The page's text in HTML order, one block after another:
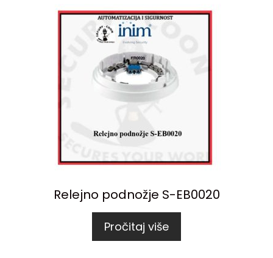
Relejno podnožje S-EB0020
Pročitaj više